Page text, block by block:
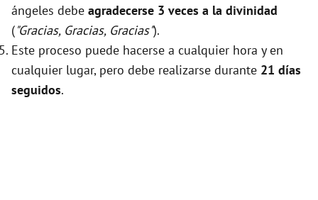
ángeles debe agradecerse 3 veces a la divinidad
("Gracias, Gracias, Gracias").
Este proceso puede hacerse a cualquier hora y en
cualquier lugar, pero debe realizarse durante 21 días
seguidos.